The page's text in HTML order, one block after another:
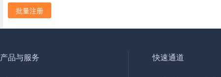
产品与服务 快速通道